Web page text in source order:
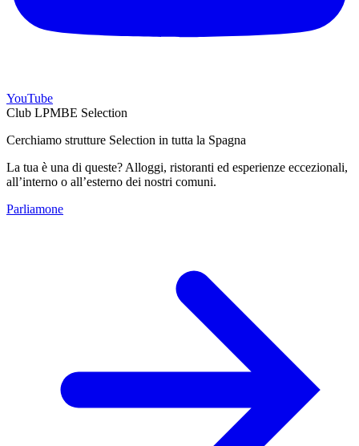
YouTube
Club LPMBE Selection
Cerchiamo strutture Selection in tutta la Spagna
La tua è una di queste? Alloggi, ristoranti ed esperienze eccezionali,
all’interno o all’esterno dei nostri comuni.
Parliamone